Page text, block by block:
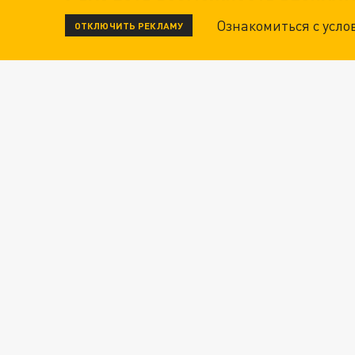
ОТКЛЮЧИТЬ РЕКЛАМУ Ознакомиться с